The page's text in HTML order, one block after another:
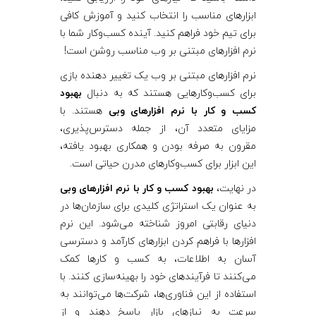
ابزارهای مناسب را انتخاب کنید و آموزش کافی
برای تیم خود فراهم کنید. آینده کسب‌وکار شما با
نرم‌ افزارهای مبتنی بر وب مناسب روشن است!
نرم‌ افزارهای مبتنی بر وب یک تغییر دهنده بازی
برای کسب‌وکارهایی هستند که به دنبال بهبود
کسب‌ و کار با نرم‌ افزارهای وبی هستند. با
مزایای متعدد آن، از جمله دسترس‌پذیری،
مقرون به صرفه بودن و همکاری بهبود یافته،
این ابزار برای کسب‌وکارهای مدرن حیاتی است.
در نهایت، بهبود کسب‌ و کار با نرم‌ افزارهای وبی
به عنوان یک استراتژی کلیدی برای سازمان‌ها در
دنیای رقابتی امروز شناخته می‌شود. این نرم‌
افزارها با فراهم کردن ابزارهای کارآمد و دسترسی
آسان به اطلاعات، به کسب‌ و کارها کمک
می‌کنند تا فرآیندهای خود را بهینه‌سازی کنند. با
استفاده از این فناوری‌ها، شرکت‌ها می‌توانند به
سرعت به نیازهای بازار پاسخ دهند و از